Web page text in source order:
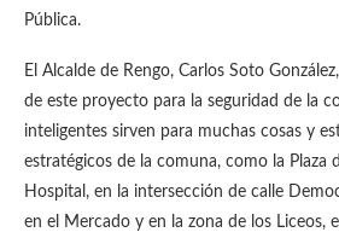
Pública.
El Alcalde de Rengo, Carlos Soto
de este proyecto para la seguridad de la
inteligentes sirven para muchas cosas y
estratégicos de la comuna, como la Plaza
Hospital, en la intersección de calle
en el Mercado y en la zona de los Liceos,